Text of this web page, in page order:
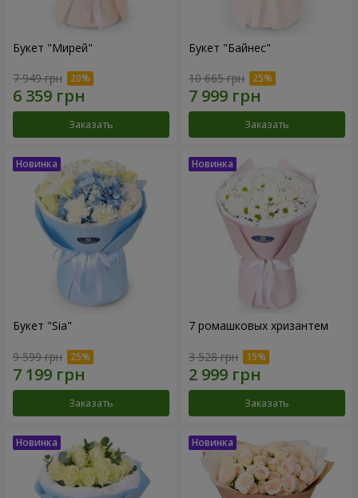
Букет "Мирей"
7 949 грн
Заказать
Букет "Байнес"
10 665 грн
Заказать
Букет "Sia"
9 599 грн
Заказать
7 ромашковых хризантем
3 528 грн
Заказать